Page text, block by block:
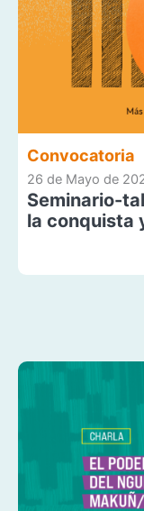
Convocatoria
26 de Mayo de
Seminario-
la conquista